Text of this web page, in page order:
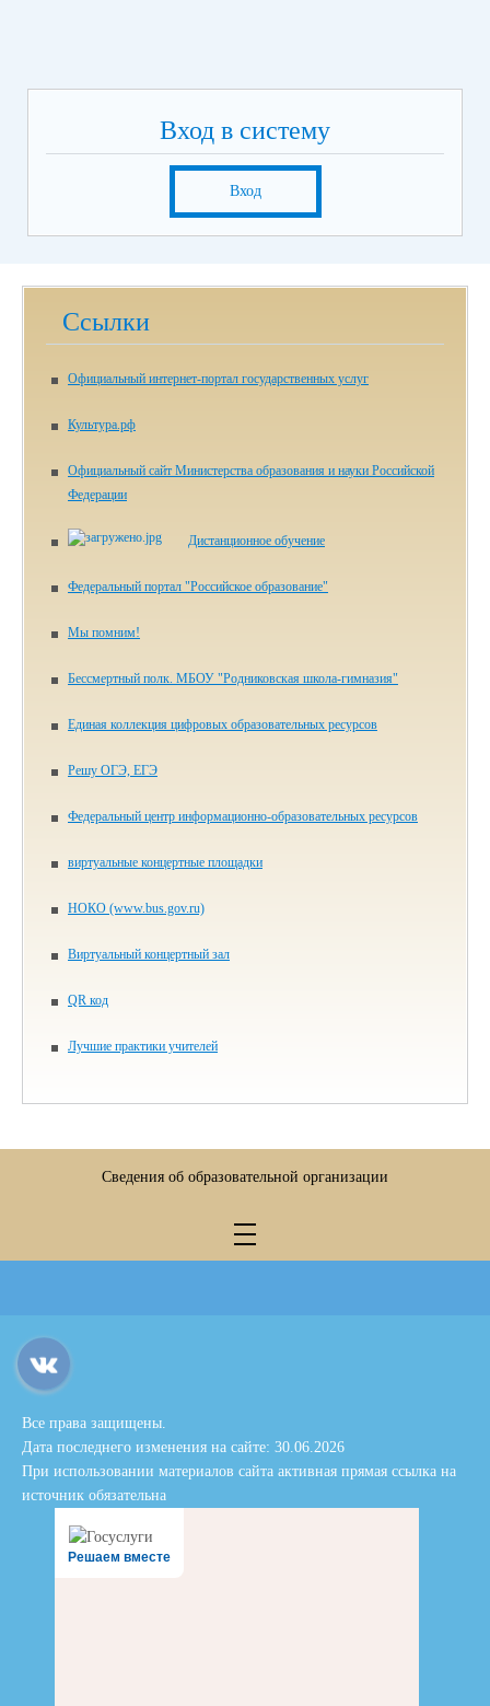
Вход в систему
Вход
Ссылки
Официальный интернет-портал государственных услуг
Культура.рф
Официальный сайт Министерства образования и науки Российской
Федерации
Дистанционное обучение
Федеральный портал "Российское образование"
Мы помним!
Бессмертный полк. МБОУ "Родниковская школа-гимназия"
Единая коллекция цифровых образовательных ресурсов
Решу ОГЭ, ЕГЭ
Федеральный центр информационно-образовательных ресурсов
виртуальные концертные площадки
НОКО (www.bus.gov.ru)
Виртуальный концертный зал
QR код
Лучшие практики учителей
Сведения об образовательной организации
Все права защищены.
Дата последнего изменения на сайте: 30.06.2026
При использовании материалов сайта активная прямая ссылка на
источник обязательна
Решаем вместе